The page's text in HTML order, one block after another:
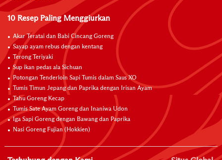
10 Resep Paling Menggiurkan
Akar Teratai dan Babi Cincang Goreng
Sayap ayam rebus dengan kentang
Terong Teriyaki
Sup ikan pedas ala Sichuan
Potongan Tenderloin Sapi Tumis dalam Saus XO
Tumis Timun Jepang dan Paprika dengan Irisan Ayam
Tahu Goreng Kecap
Tumis Sate Ayam Goreng dan Inaniwa Udon
Iga Sapi Goreng dengan Bawang dan Paprika
Nasi Goreng Fujian (Hokkien)